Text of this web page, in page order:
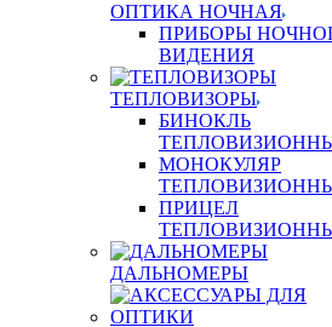
ОПТИКА НОЧНАЯ
ПРИБОРЫ
ВИДЕНИЯ
ТЕПЛОВИЗОРЫ
БИНОКЛЬ
МОНОКУЛЯР
ПРИЦЕЛ
ДАЛЬНОМЕРЫ